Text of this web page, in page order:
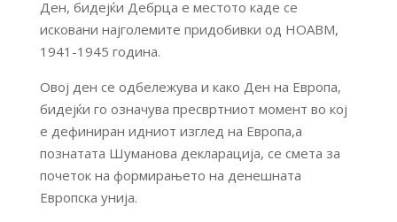
Ден, бидејќи Дебрца е местото каде се
исковани најголемите придобивки од НОАВМ,
1941-1945 година.
Овој ден се одбележува и како Ден на Европа,
бидејќи го означува пресвртниот момент во кој
е дефиниран идниот изглед на Европа,а
познатата Шуманова декларација, се смета за
почеток на формирањето на денешната
Европска унија.